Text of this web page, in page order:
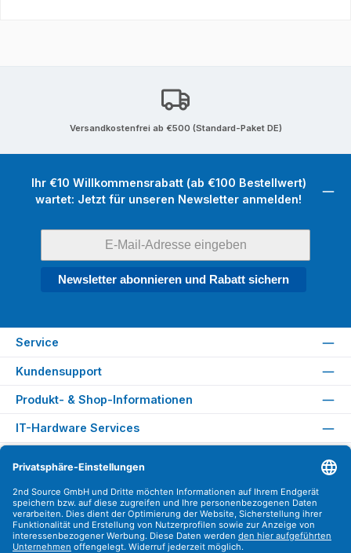
Versandkostenfrei ab €500 (Standard-Paket DE)
Ihr €10 Willkommensrabatt (ab €100 Bestellwert)
wartet: Jetzt für unseren Newsletter anmelden!
Newsletter abonnieren und Rabatt sichern
Service
Kundensupport
Produkt- & Shop-Informationen
IT-Hardware Services
Versandarten
Zahlungsarten
Sicher Einkaufen